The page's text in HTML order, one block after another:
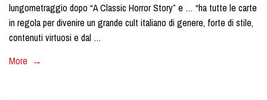
lungometraggio dopo “A Classic Horror Story” e … “ha tutte le carte
in regola per divenire un grande cult italiano di genere, forte di stile,
contenuti virtuosi e dal …
More →